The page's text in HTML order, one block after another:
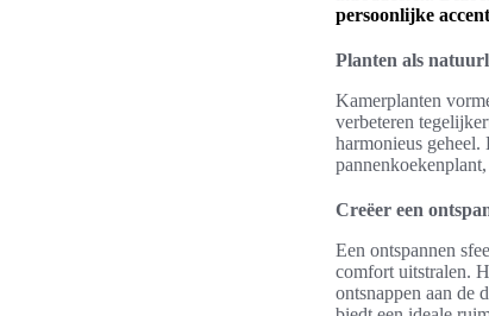
persoonlijke
Planten als
Kamerplanten
verbeteren
harmonieus
Creëer een
Een ontspannen
comfort uitstralen.
ontsnappen aan de